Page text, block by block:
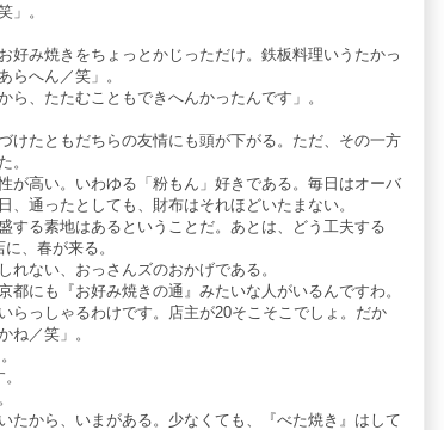
」。
好み焼きをちょっとかじっただけ。鉄板料理いうたかっ
らへん／笑」。
ら、たたむこともできへんかったんです」。
けたともだちらの友情にも頭が下がる。ただ、その一方
。
が高い。いわゆる「粉もん」好きである。毎日はオーバ
通ったとしても、財布はそれほどいたまない。
する素地はあるということだ。あとは、どう工夫する
、春が来る。
れない、おっさんズのおかげである。
都にも『お好み焼きの通』みたいな人がいるんですわ。
らっしゃるわけです。店主が20そこそこでしょ。だか
ね／笑」。
たから、いまがある。少なくても、『べた焼き』はして